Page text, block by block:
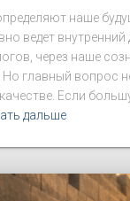
наше
ведет внутренний
через наше
главный вопрос
Если
дальше